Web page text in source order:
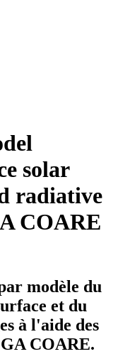
solar
radiative
COARE
modèle du
et du
à l'aide des
COARE.